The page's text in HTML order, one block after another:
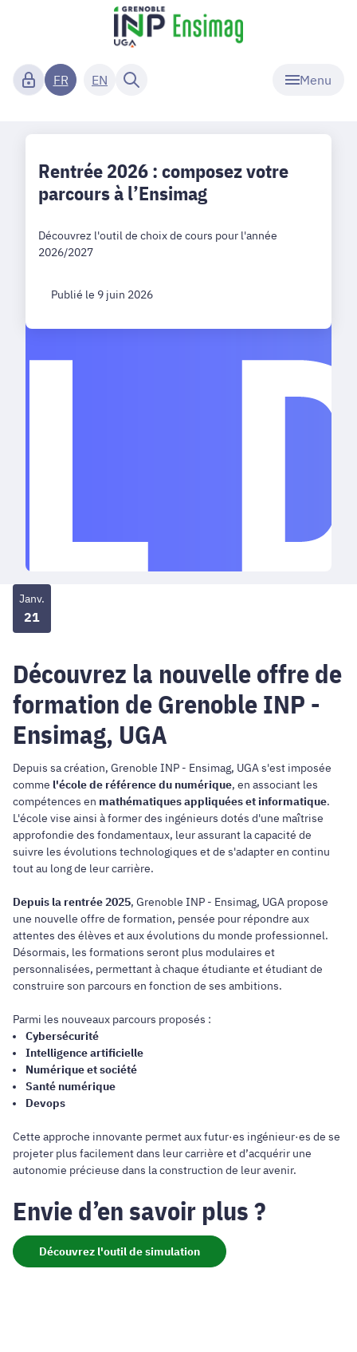
Menu
FR EN
Rentrée 2026 : composez votre
parcours à l’Ensimag
Découvrez l'outil de choix de cours pour l'année
2026/2027
Publié le 9 juin 2026
Janv.
21
Découvrez la nouvelle offre de
formation de Grenoble INP -
Ensimag, UGA
Depuis sa création, Grenoble INP - Ensimag, UGA s'est imposée
comme l'école de référence du numérique, en associant les
compétences en mathématiques appliquées et informatique.
L'école vise ainsi à former des ingénieurs dotés d'une maîtrise
approfondie des fondamentaux, leur assurant la capacité de
suivre les évolutions technologiques et de s'adapter en continu
tout au long de leur carrière.
Depuis la rentrée 2025, Grenoble INP - Ensimag, UGA propose
une nouvelle offre de formation, pensée pour répondre aux
attentes des élèves et aux évolutions du monde professionnel.
Désormais, les formations seront plus modulaires et
personnalisées, permettant à chaque étudiante et étudiant de
construire son parcours en fonction de ses ambitions.
Parmi les nouveaux parcours proposés :
Cybersécurité
Intelligence artificielle
Numérique et société
Santé numérique
Devops
Cette approche innovante permet aux futur·es ingénieur·es de se
projeter plus facilement dans leur carrière et d’acquérir une
autonomie précieuse dans la construction de leur avenir.
Envie d’en savoir plus ?
Découvrez l'outil de simulation